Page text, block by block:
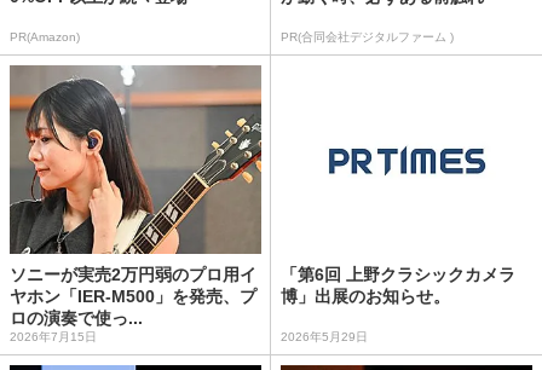
PR(Amazon) PR(合同会社デジタルファーム )
ソニーが実売2万円弱のプロ用イ
ヤホン「IER-M500」を発売、プ
ロの演奏で使っ...
2026年7月15日
「第6回 上野クラシックカメラ
博」出展のお知らせ。
2026年5月29日